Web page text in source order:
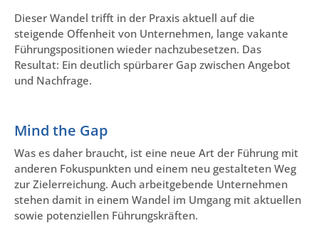
Dieser Wandel trifft in der Praxis aktuell auf die
steigende Offenheit von Unternehmen, lange vakante
Führungspositionen wieder nachzubesetzen. Das
Resultat: Ein deutlich spürbarer Gap zwischen Angebot
und Nachfrage.
Mind the Gap
Was es daher braucht, ist eine neue Art der Führung mit
anderen Fokuspunkten und einem neu gestalteten Weg
zur Zielerreichung. Auch arbeitgebende Unternehmen
stehen damit in einem Wandel im Umgang mit aktuellen
sowie potenziellen Führungskräften.